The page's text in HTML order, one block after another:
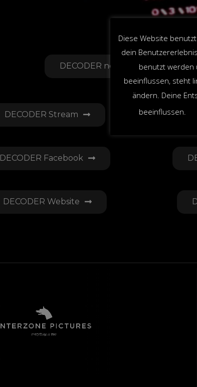
DECODER neue BluRay +
DECODER Stream
DECODER Facebook
DECODER Website
Diese Website
dein
benutzt werden
beeinflussen, steht
ändern. Deine
beeinflussen.